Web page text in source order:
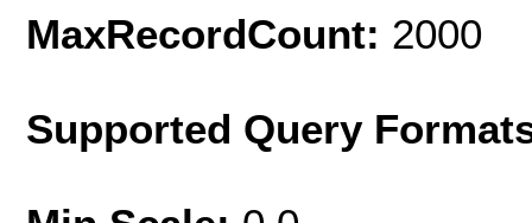
MaxRecordCount: 2000
Supported Query